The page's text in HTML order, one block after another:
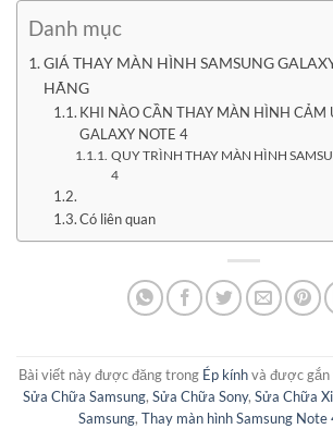
Danh mục
GIÁ THAY MÀN HÌNH SAMSUNG
HÃNG
KHI NÀO CẦN THAY MÀN HÌNH CẢM
GALAXY NOTE 4
QUY TRÌNH THAY MÀN HÌNH
4
Có liên quan
Bài viết này được đăng trong Ép kínhvà được gắn
Sửa Chữa Samsung, Sửa Chữa Sony, Sửa Chữa
Samsung, Thay màn hình Samsung Note